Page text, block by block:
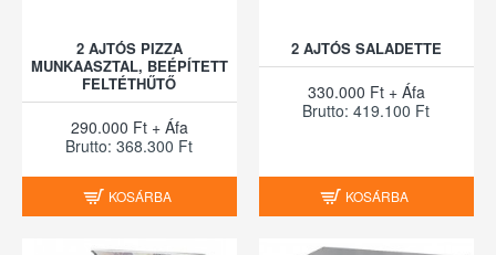
2 AJTÓS PIZZA
MUNKAASZTAL, BEÉPÍTETT
FELTÉTHŰTŐ
290.000 Ft + Áfa
Brutto: 368.300 Ft
KOSÁRBA
2 AJTÓS SALADETTE
330.000 Ft + Áfa
Brutto: 419.100 Ft
KOSÁRBA